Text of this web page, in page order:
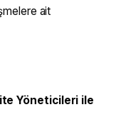
ait
Yöneticileri ile